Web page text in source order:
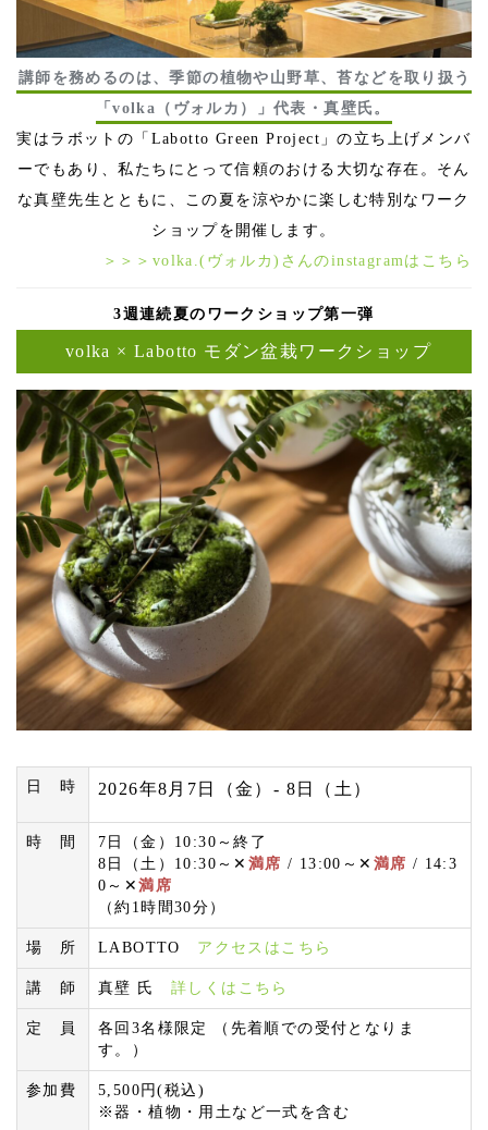
講師を務めるのは、季節の植物や山野草、苔などを取り扱う
「volka（ヴォルカ）」代表・真壁氏。
実はラボットの「Labotto Green Project」の立ち上げメンバ
ーでもあり、私たちにとって信頼のおける大切な存在。そん
な真壁先生とともに、この夏を涼やかに楽しむ特別なワーク
ショップを開催します。
＞＞＞volka.(ヴォルカ)さんのinstagramはこちら
3週連続夏のワークショップ第一弾
volka × Labotto モダン盆栽ワークショップ
日 時 2026年8月7日（金）- 8日（土）
時 間
7日（金）10:30～終了
8日（土）10:30～✕ 満席 / 13:00～✕ 満席 / 14:3
0～✕満席
（約1時間30分）
場 所 LABOTTO アクセスはこちら
講 師 真壁 氏 詳しくはこちら
定 員
各回3名様限定 （先着順での受付となりま
す。）
参加費
5,500円(税込)
※器・植物・用土など一式を含む